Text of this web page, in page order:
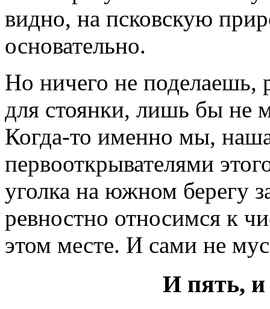
видно, на псковскую
основательно.
Но ничего не поделаешь,
для стоянки, лишь бы не
Когда-то именно мы,
первооткрывателями
уголка на южном берегу
ревностно относимся к
этом месте. И сами не
И пять, и